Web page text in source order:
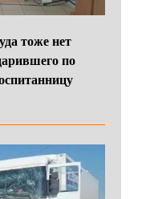
тоже нет
по